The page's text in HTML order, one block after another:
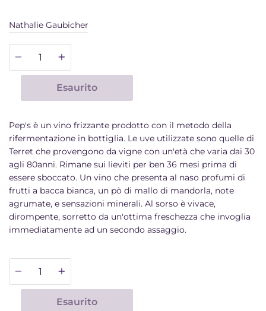
Nathalie Gaubicher
Quantità
Esaurito
Pep's è un vino frizzante prodotto con il metodo della
rifermentazione in bottiglia. Le uve utilizzate sono quelle di
Terret che provengono da vigne con un'età che varia dai 30
agli 80anni. Rimane sui lieviti per ben 36 mesi prima di
essere sboccato. Un vino che presenta al naso profumi di
frutti a bacca bianca, un pò di mallo di mandorla, note
agrumate, e sensazioni minerali. Al sorso è vivace,
dirompente, sorretto da un'ottima freschezza che invoglia
immediatamente ad un secondo assaggio.
Quantità
Esaurito